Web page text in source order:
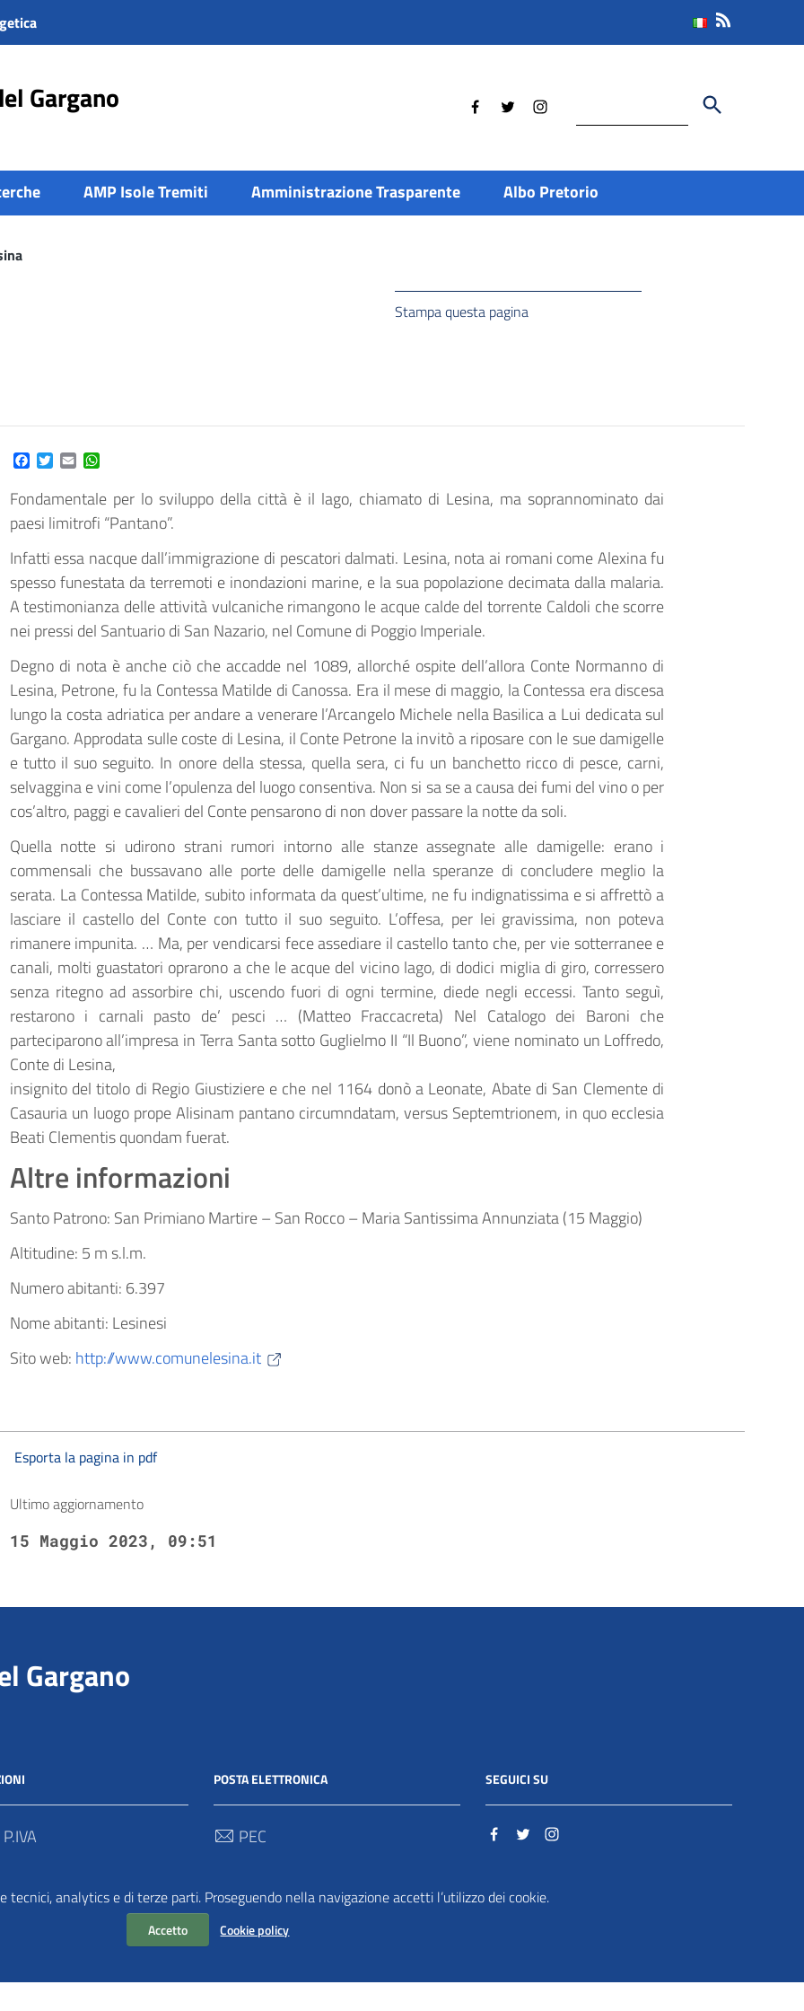
tecnici, analytics e di terze parti. Proseguendo nella navigazione accetti l’utilizzo dei cookie.
Accetto Cookie policy
Gargano Cerca
AMP Isole Tremiti Amministrazione Trasparente Albo Pretorio
Stampa questa pagina
Facebook
Twitter
EmailWhatsApp
Fondamentale per lo sviluppo della città è il lago, chiamato di Lesina, ma soprannominato dai
paesi limitrofi “Pantano”.
Infatti essa nacque dall’immigrazione di pescatori dalmati. Lesina, nota ai romani come Alexina fu
spesso funestata da terremoti e inondazioni marine, e la sua popolazione decimata dalla malaria.
A testimonianza delle attività vulcaniche rimangono le acque calde del torrente Caldoli che scorre
nei pressi del Santuario di San Nazario, nel Comune di Poggio Imperiale.
Degno di nota è anche ciò che accadde nel 1089, allorché ospite dell’allora Conte Normanno di
Lesina, Petrone, fu la Contessa Matilde di Canossa. Era il mese di maggio, la Contessa era discesa
lungo la costa adriatica per andare a venerare l’Arcangelo Michele nella Basilica a Lui dedicata sul
Gargano. Approdata sulle coste di Lesina, il Conte Petrone la invitòa riposare con le sue damigelle
e tutto il suo seguito. In onore della stessa, quella sera, ci fu un banchetto ricco di pesce, carni,
selvaggina e vini come l’opulenza del luogo consentiva. Non si sa se a causa dei fumi del vino o per
cos’altro, paggi e cavalieri del Conte pensarono di non dover passare la notte da soli.
Quella notte si udirono strani rumori intorno alle stanze assegnate alle damigelle: erano i
commensali che bussavano alle porte delle damigelle nella speranze di concludere meglio la
serata. La Contessa Matilde, subito informata da quest’ultime, ne fu indignatissima e si affrettò a
lasciare il castello del Conte con tutto il suo seguito. L’offesa, per lei gravissima, non poteva
rimanere impunita. … Ma, per vendicarsi fece assediare il castello tanto che, per vie sotterranee e
canali, molti guastatori oprarono a che le acque del vicino lago, di dodici miglia di giro, corressero
senza ritegno ad assorbire chi, uscendo fuori di ogni termine, diede negli eccessi. Tanto seguì,
restarono i carnali pasto de’ pesci … (Matteo Fraccacreta) Nel Catalogo dei Baroni che
parteciparono all’impresa in Terra Santa sotto Guglielmo II “Il Buono”, viene nominato un Loffredo,
Conte di Lesina,
insignito del titolo di Regio Giustiziere e che nel 1164 donò a Leonate, Abate di San Clemente di
Casauria un luogo prope Alisinam pantano circumndatam, versus Septemtrionem, in quo ecclesia
Beati Clementis quondam fuerat.
Altre informazioni
Santo Patrono: San Primiano Martire – San Rocco – Maria Santissima Annunziata (15 Maggio)
Altitudine: 5 m s.l.m.
Numero abitanti: 6.397
Nome abitanti: Lesinesi
Sito web: http://www.comunelesina.it
Esporta la pagina in pdf
Ultimo aggiornamento
15 Maggio 2023, 09:51
Gargano
POSTA ELETTRONICA
PEC
TRASPARENZA
SEGUICI SU